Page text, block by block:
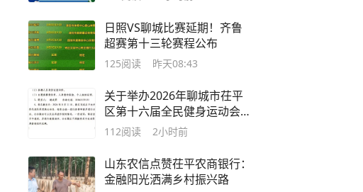
日照VS聊城比赛延期！齐鲁
超赛第十三轮赛程公布
125阅读 昨天08:43
关于举办2026年聊城市茌平
区第十六届全民健身运动会篮
球比赛暨山东省第十八届“百
预选赛的通知
112阅读 2小时前
山东农信点赞茌平农商银行：
金融阳光洒满乡村振兴路